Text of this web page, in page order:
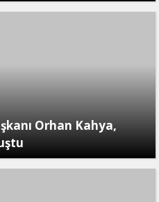
Orhan Kahya,